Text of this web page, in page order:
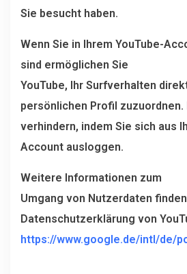
Sie besucht haben.
Wenn Sie in Ihrem YouTube-
sind ermöglichen Sie
YouTube, Ihr Surfverhalten
persönlichen Profil zuzuordnen.
verhindern, indem Sie sich aus
Account ausloggen.
Weitere Informationen zum
Umgang von Nutzerdaten
Datenschutzerklärung von
https://www.google.de/intl/de/